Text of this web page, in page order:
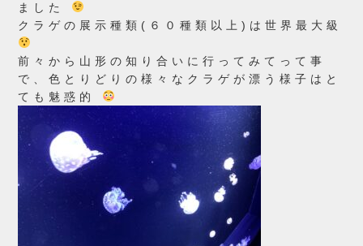
ました
クラゲの展示種類(６０種類以上)は世界最大級
前々から山形の知り合いに行ってみてって事
で、色とりどりの様々なクラゲが漂う様子はと
ても魅惑的